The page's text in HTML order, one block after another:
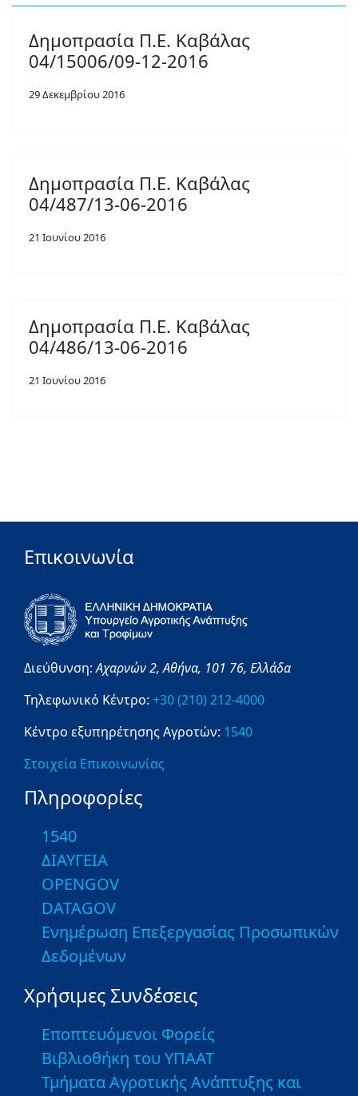
Δημοπρασία Π.Ε. Καβάλας
04/15006/09-12-2016
29 Δεκεμβρίου 2016
Δημοπρασία Π.Ε. Καβάλας
04/487/13-06-2016
21 Ιουνίου 2016
Δημοπρασία Π.Ε. Καβάλας
04/486/13-06-2016
21 Ιουνίου 2016
Επικοινωνία
Διεύθυνση:Αχαρνών 2,Αθήνα, 101 76, Ελλάδα
Τηλεφωνικό Κέντρο: +30 (210) 212-4000
Κέντρο εξυπηρέτησης Αγροτών: 1540
Στοιχεία Επικοινωνίας
Πληροφορίες
1540
ΔΙΑΥΓΕΙΑ
OPENGOV
DATAGOV
Ενημέρωση Επεξεργασίας Προσωπικών
Δεδομένων
Χρήσιμες Συνδέσεις
Εποπτευόμενοι Φορείς
Βιβλιοθήκη του ΥΠΑΑΤ
Τμήματα Αγροτικής Ανάπτυξης και